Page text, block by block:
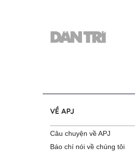
VỀ APJ
Câu chuyện về APJ
Báo chí nói về chúng tôi